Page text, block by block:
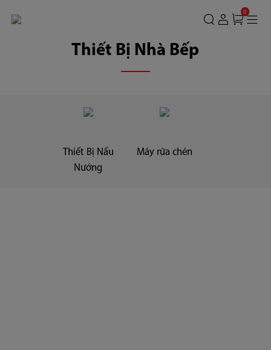
CÔNG
TOSHIBA
0
Thiết Bị Nhà Bếp
Thiết Bị Nấu
Nướng
Máy rửa chén